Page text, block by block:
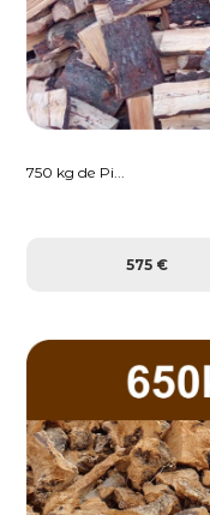
750 kg de Pi...
575 €